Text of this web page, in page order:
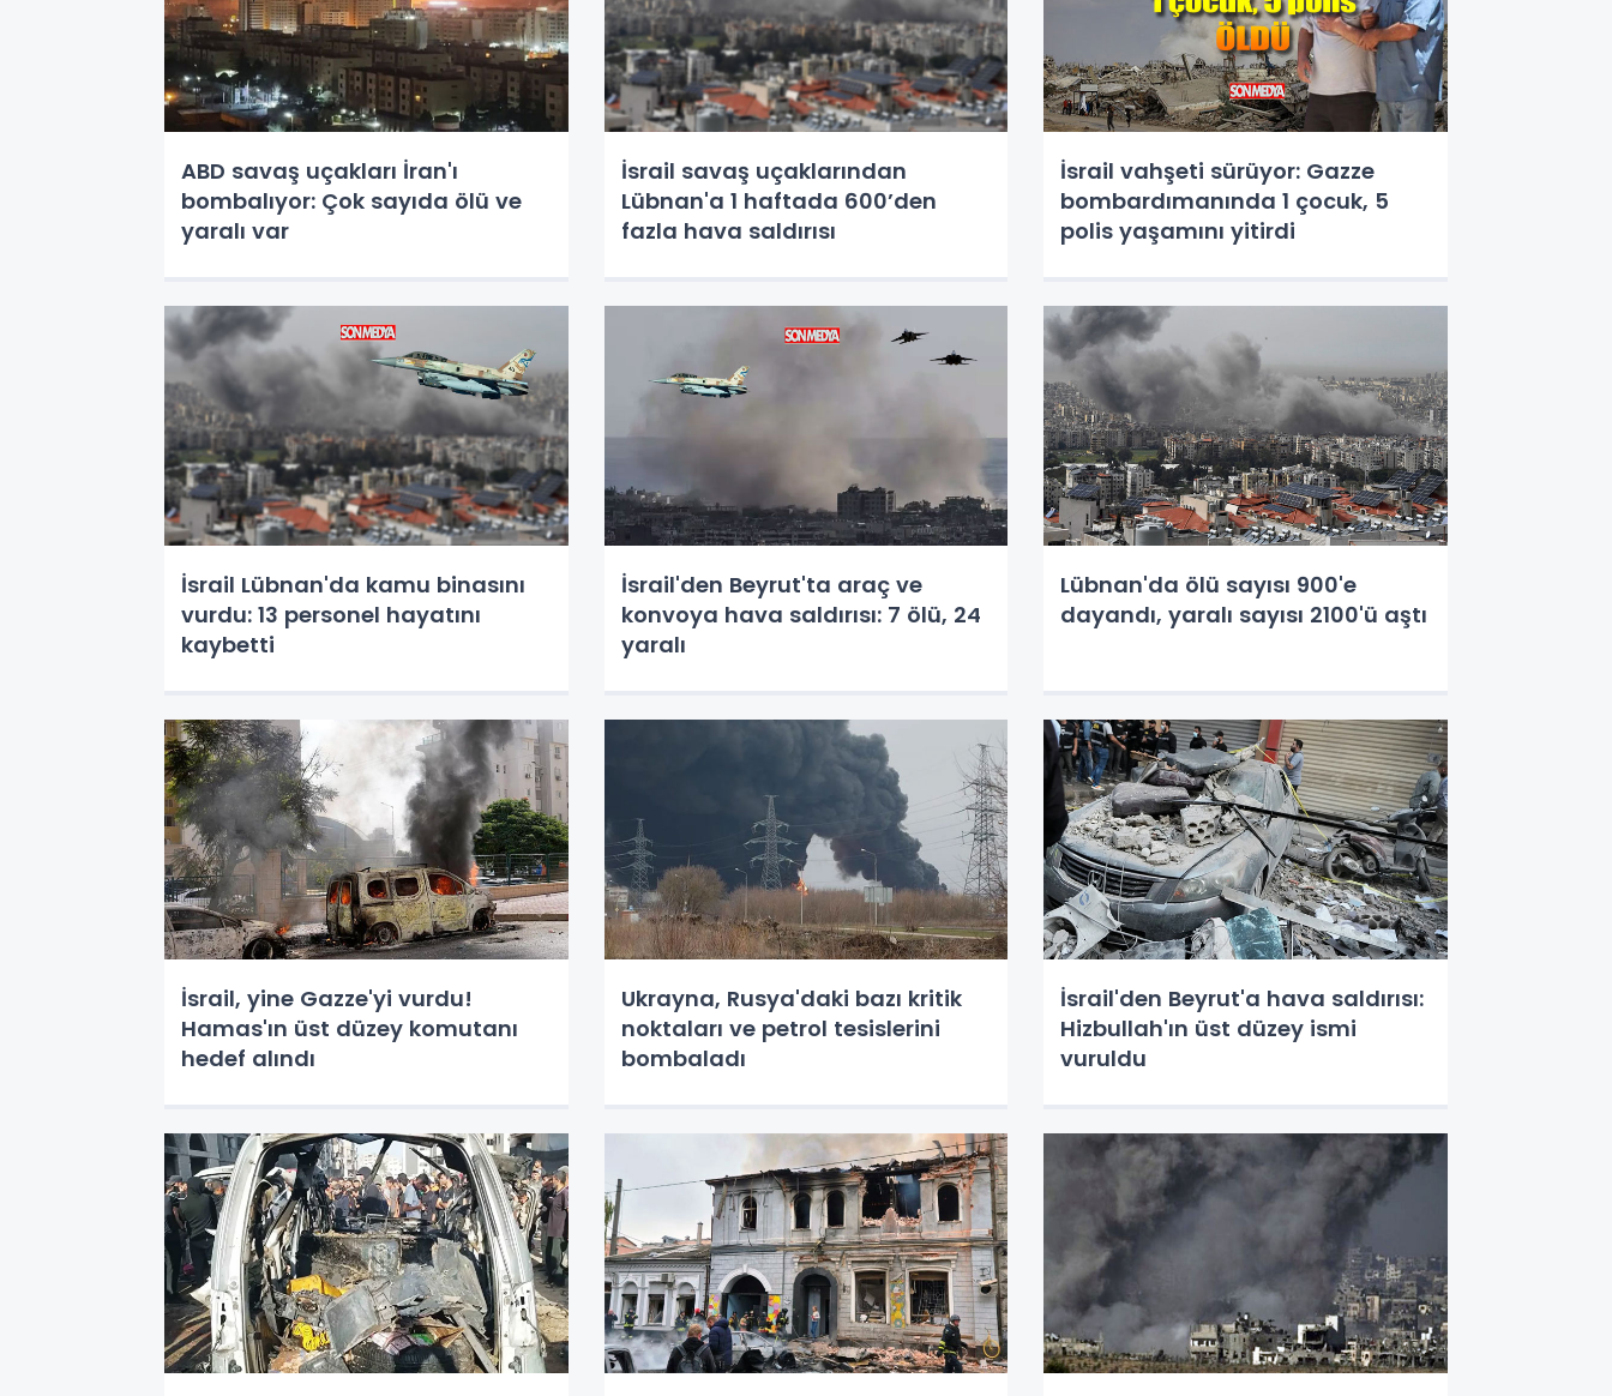
ABD savaş uçakları İran'ı
bombalıyor: Çok sayıda ölü ve
yaralı var
İsrail savaş uçaklarından
Lübnan'a 1 haftada 600’den
fazla hava saldırısı
İsrail vahşeti sürüyor: Gazze
bombardımanında 1 çocuk, 5
polis yaşamını yitirdi
İsrail Lübnan'da kamu binasını
vurdu: 13 personel hayatını
kaybetti
İsrail'den Beyrut'ta araç ve
konvoya hava saldırısı: 7 ölü, 24
yaralı
Lübnan'da ölü sayısı 900'e
dayandı, yaralı sayısı 2100'ü aştı
İsrail, yine Gazze'yi vurdu!
Hamas'ın üst düzey komutanı
hedef alındı
Ukrayna, Rusya'daki bazı kritik
noktaları ve petrol tesislerini
bombaladı
İsrail'den Beyrut'a hava saldırısı:
Hizbullah'ın üst düzey ismi
vuruldu